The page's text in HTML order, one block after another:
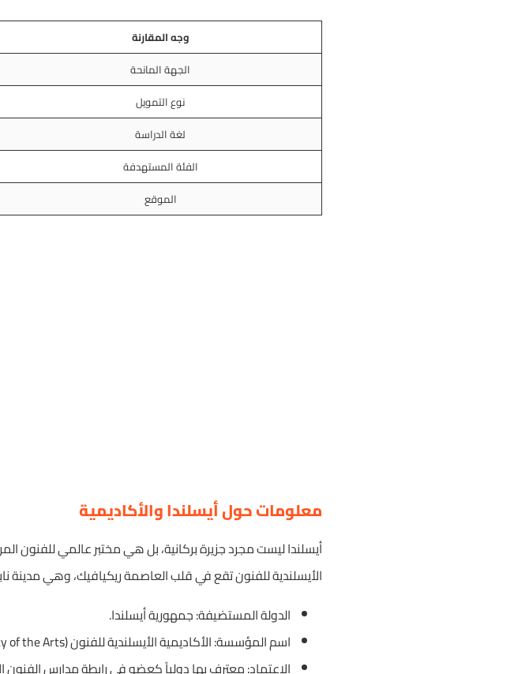
وجه المقارنة
الجهة المانحة
نوع التمويل
لغة الدراسة
الفئة المستهدفة
الموقع
معلومات حول أيسلندا والأكاديمية
أيسلندا ليست مجرد جزيرة بركانية، بل هي مختبر عالمي للفنون
الأيسلندية للفنون تقع في قلب العاصمة ريكيافيك، وهي مدينة
الدولة المستضيفة: جمهورية أيسلندا.
اسم المؤسسة: الأكاديمية الأيسلندية للفنون (Iceland University of the Arts).
الاعتماد: معترف بها دولياً كعضو في رابطة مدارس الفنون